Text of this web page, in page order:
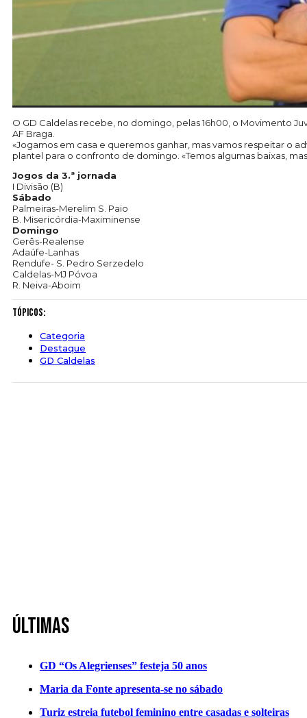
O GD Caldelas recebe, no domingo, pelas 16h00, o Movimento
AF Braga.
«Jogamos em casa e queremos ganhar, mas vamos respeitar o
plantel para o confronto de domingo. «Temos algumas baixas,
Jogos da 3.ª jornada
I Divisão (B)
Sábado
Palmeiras-Merelim S. Paio
B. Misericórdia-Maximinense
Domingo
Gerês-Realense
Adaúfe-Lanhas
Rendufe- S. Pedro Serzedelo
Caldelas-MJ Póvoa
R. Neiva-Aboim
Tópicos:
Categoria
Destaque
GD Caldelas
Últimas
GD “Os Alegrienses” festeja 50 anos
Maria da Fonte apresenta-se no sábado
Turiz estreia futebol feminino entre casadas e solteiras